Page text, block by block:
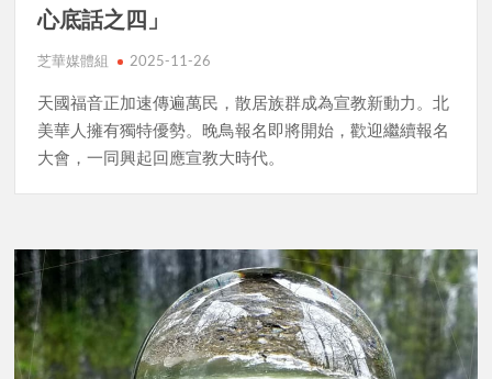
心底話之四」
芝華媒體組 2025-11-26
天國福音正加速傳遍萬民，散居族群成為宣教新動力。北
美華人擁有獨特優勢。晚鳥報名即將開始，歡迎繼續報名
大會，一同興起回應宣教大時代。